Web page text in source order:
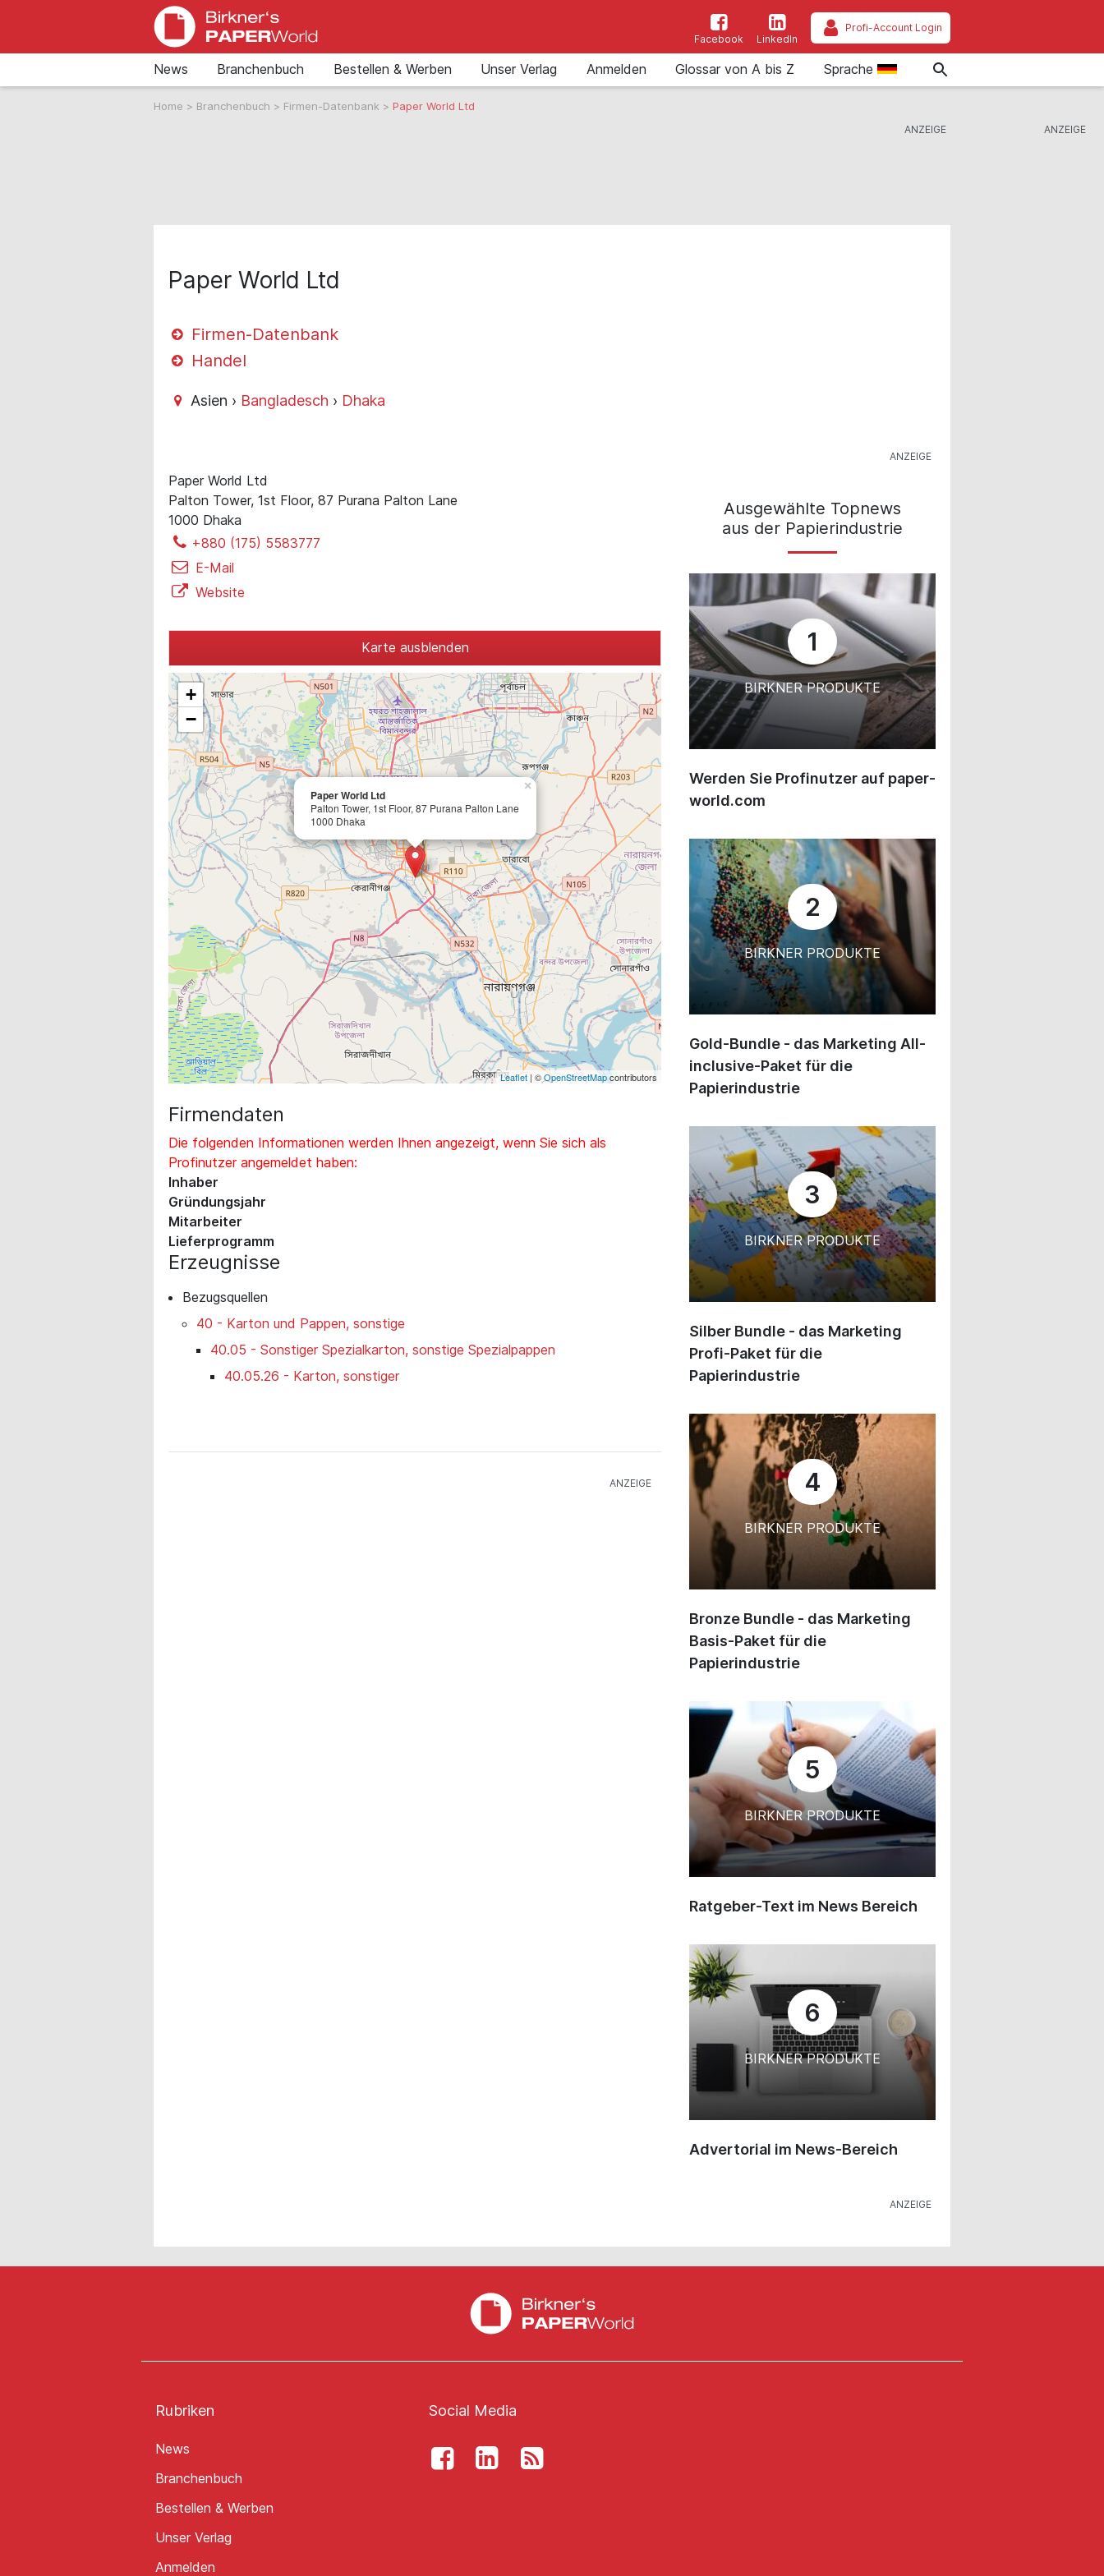
Facebook LinkedIn
Profi-Account Login
News Branchenbuch Bestellen & Werben Unser Verlag Anmelden Glossar von A bis Z Sprache
Home > Branchenbuch > Firmen-Datenbank > Paper World Ltd
Paper World Ltd
Firmen-Datenbank
Handel
Asien › Bangladesch › Dhaka
Paper World Ltd
Palton Tower, 1st Floor, 87 Purana Palton Lane
1000 Dhaka
+880 (175) 5583777
E-Mail
Website
Karte ausblenden
Paper World Ltd
Palton Tower, 1st Floor, 87 Purana Palton Lane
1000 Dhaka
×
+
−
Leaflet | ©OpenStreetMapcontributors
Firmendaten
Die folgenden Informationen werden Ihnen angezeigt, wenn Sie sich als
Profinutzer angemeldet haben:
Inhaber
Gründungsjahr
Mitarbeiter
Lieferprogramm
Erzeugnisse
Bezugsquellen
40 - Karton und Pappen, sonstige
40.05 - Sonstiger Spezialkarton, sonstige Spezialpappen
40.05.26 - Karton, sonstiger
Ausgewählte Topnews
aus der Papierindustrie
1
BIRKNER PRODUKTE
Werden Sie Profinutzer auf paper-
world.com
2
BIRKNER PRODUKTE
Gold-Bundle - das Marketing All-
inclusive-Paket für die
Papierindustrie
3
BIRKNER PRODUKTE
Silber Bundle - das Marketing
Profi-Paket für die
Papierindustrie
4
BIRKNER PRODUKTE
Bronze Bundle - das Marketing
Basis-Paket für die
Papierindustrie
5
BIRKNER PRODUKTE
Ratgeber-Text im News Bereich
6
BIRKNER PRODUKTE
Advertorial im News-Bereich
Rubriken
News
Branchenbuch
Bestellen & Werben
Unser Verlag
Anmelden
Social Media